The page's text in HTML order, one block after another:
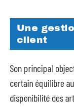
Une
client
Son principal
certain équilibre
disponibilité des